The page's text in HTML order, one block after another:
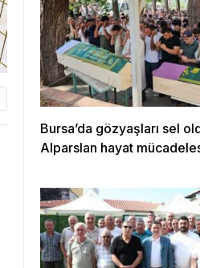
Bursa’da gözyaşları sel
Alparslan hayat